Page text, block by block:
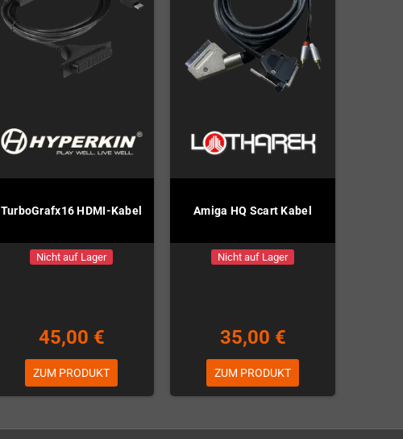
TurboGrafx16 HDMI-Kabel
Nicht auf Lager
45,00 €
ZUM PRODUKT
Amiga HQ Scart Kabel
Nicht auf Lager
35,00 €
ZUM PRODUKT